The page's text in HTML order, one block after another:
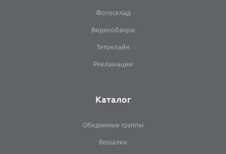
Фотосклад
Видеообзоры
Тетонлайн
Рекламации
Каталог
Обеденные группы
Вешалки